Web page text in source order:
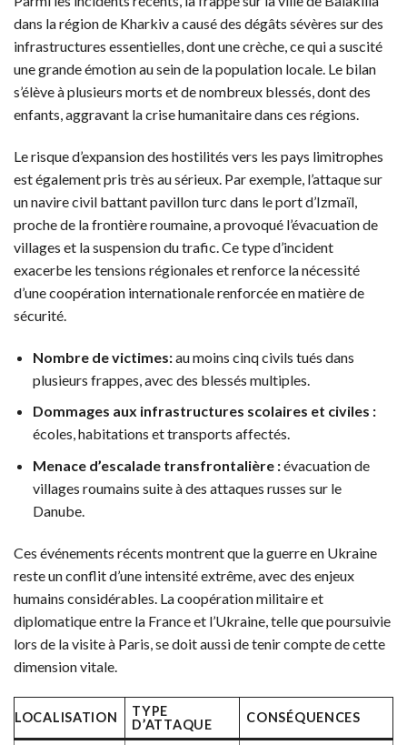
dans la région de Kharkiv a causé des dégâts sévères sur des
infrastructures essentielles, dont une crèche, ce qui a suscité
une grande émotion au sein de la population locale. Le bilan
s’élève à plusieurs morts et de nombreux blessés, dont des
enfants, aggravant la crise humanitaire dans ces régions.
Le risque d’expansion des hostilités vers les pays limitrophes
est également pris très au sérieux. Par exemple, l’attaque sur
un navire civil battant pavillon turc dans le port d’Izmaïl,
proche de la frontière roumaine, a provoqué l’évacuation de
villages et la suspension du trafic. Ce type d’incident
exacerbe les tensions régionales et renforce la nécessité
d’une coopération internationale renforcée en matière de
sécurité.
Nombre de victimes:au moins cinq civils tués dans
plusieurs frappes, avec des blessés multiples.
Dommages aux infrastructures scolaires et civiles :
écoles, habitations et transports affectés.
Menace d’escalade transfrontalière :évacuation de
villages roumains suite à des attaques russes sur le
Danube.
Ces événements récents montrent que la guerre en Ukraine
reste un conflit d’une intensité extrême, avec des enjeux
humains considérables. La coopération militaire et
diplomatique entre la France et l’Ukraine, telle que poursuivie
lors de la visite à Paris, se doit aussi de tenir compte de cette
dimension vitale.
LOCALISATION
TYPE
D’ATTAQUE
CONSÉQUENCES